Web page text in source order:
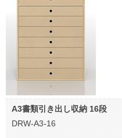
A3書類引き出し収納 16段
DRW-A3-16